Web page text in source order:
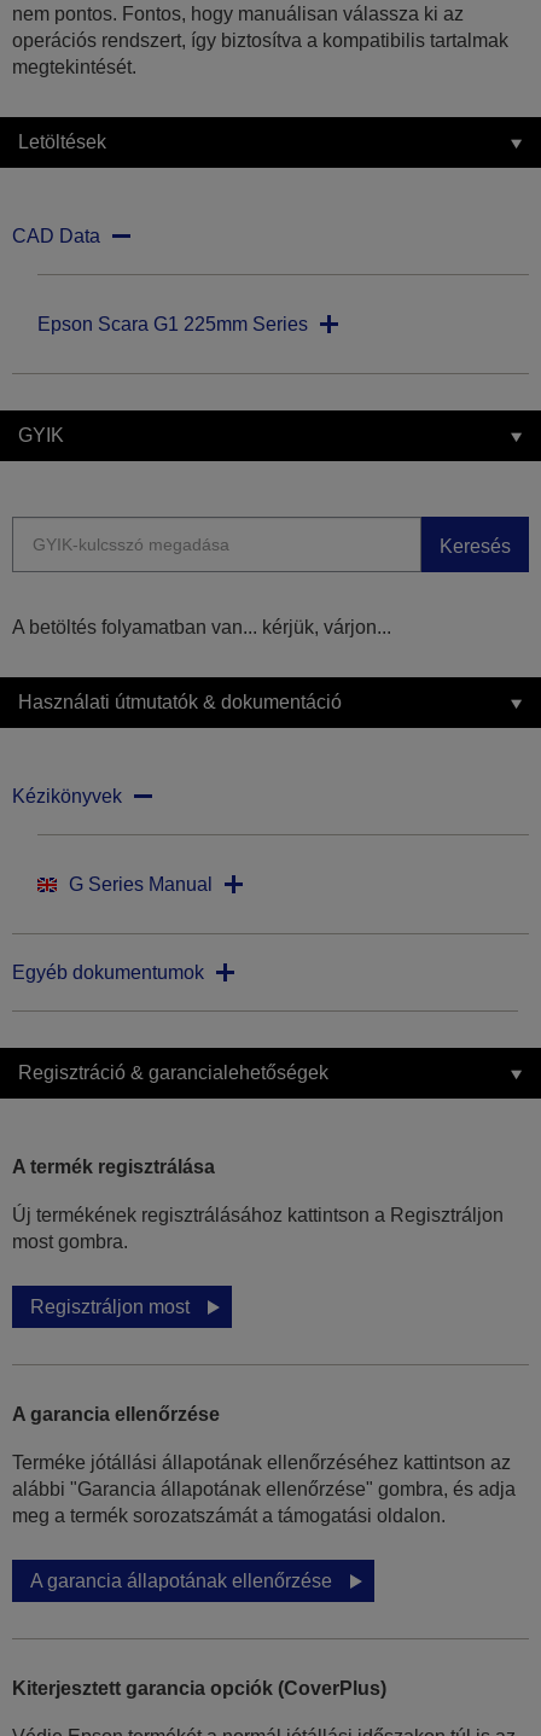
nem pontos. Fontos, hogy manuálisan válassza ki az
operációs rendszert, így biztosítva a kompatibilis tartalmak
megtekintését.
Letöltések
CAD Data
Epson Scara G1 225mm Series
GYIK
Keresés
A betöltés folyamatban van... kérjük, várjon...
Használati útmutatók & dokumentáció
Kézikönyvek
G Series Manual
Egyéb dokumentumok
Regisztráció & garancialehetőségek
A termék regisztrálása
Új termékének regisztrálásához kattintson a Regisztráljon
most gombra.
Regisztráljon most
A garancia ellenőrzése
Terméke jótállási állapotának ellenőrzéséhez kattintson az
alábbi "Garancia állapotának ellenőrzése" gombra, és adja
meg a termék sorozatszámát a támogatási oldalon.
A garancia állapotának ellenőrzése
Kiterjesztett garancia opciók (CoverPlus)